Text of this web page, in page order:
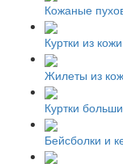
Кожаные
Куртки из
Жилеты из
Куртки
Бейсболки и